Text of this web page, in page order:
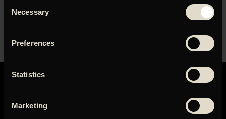
Selection
Necessary
Preferences
Statistics
Marketing
rammen i en af årets mest lovende, danske debutfilm.